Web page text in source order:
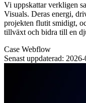
Vi uppskattar verkligen
Visuals. Deras energi,
projekten flutit smidigt,
tillväxt och bidra till en
Case Webflow
Senast uppdaterad: